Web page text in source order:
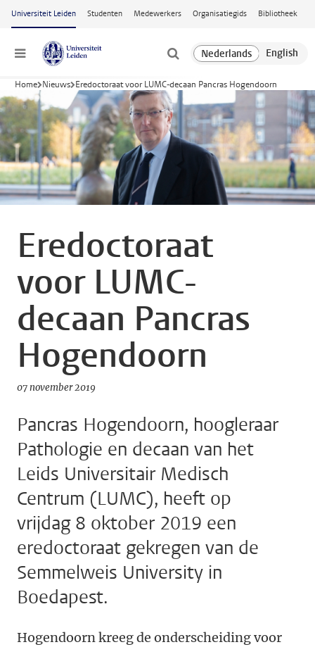
Ga naar hoofdinhoud
Universiteit Leiden Studenten Medewerkers Organisatiegids Bibliotheek
Menu
Home Nieuws Eredoctoraat voor LUMC-decaan Pancras Hogendoorn
Eredoctoraat
voor LUMC-
decaan Pancras
Hogendoorn
07 november 2019
Pancras Hogendoorn, hoogleraar
Pathologie en decaan van het
Leids Universitair Medisch
Centrum (LUMC), heeft op
vrijdag 8 oktober 2019 een
eredoctoraat gekregen van de
Semmelweis University in
Boedapest.
Hogendoorn kreeg de onderscheiding voor